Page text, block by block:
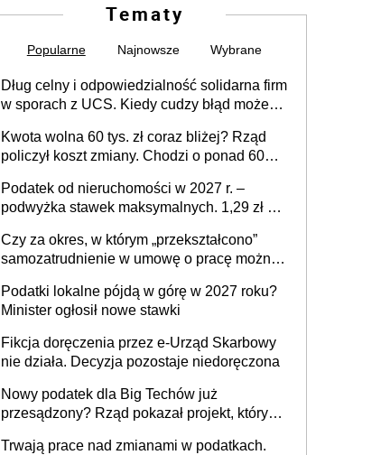
Tematy
Popularne Najnowsze Wybrane
Dług celny i odpowiedzialność solidarna firm
w sporach z UCS. Kiedy cudzy błąd może
Kwota wolna 60 tys. zł coraz bliżej? Rząd
policzył koszt zmiany. Chodzi o ponad 60
Podatek od nieruchomości w 2027 r. –
podwyżka stawek maksymalnych. 1,29 zł za
budynków i lokali związanych z
prowadzeniem działalności gospodarczej
Czy za okres, w którym „przekształcono”
samozatrudnienie w umowę o pracę można
umowy cywilnoprawnej jedynym
racjonalnym wyjściem
Podatki lokalne pójdą w górę w 2027 roku?
Minister ogłosił nowe stawki
Fikcja doręczenia przez e-Urząd Skarbowy
nie działa. Decyzja pozostaje niedoręczona
Nowy podatek dla Big Techów już
przesądzony? Rząd pokazał projekt, który
Trwają prace nad zmianami w podatkach.